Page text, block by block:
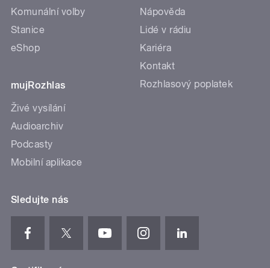
Komunální volby
Stanice
eShop
mujRozhlas
Živé vysílání
Audioarchiv
Podcasty
Mobilní aplikace
Nápověda
Lidé v rádiu
Kariéra
Kontakt
Rozhlasový poplatek
Sledujte nás